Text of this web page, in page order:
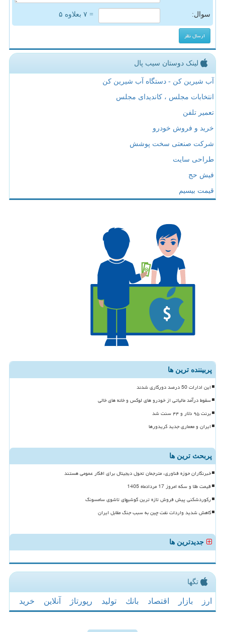
سوال: = ۷ بعلاوه ۵
لینک دوستان سیب پال
آب شیرین کن - دستگاه آب شیرین کن
انتخابات مجلس ، کاندیدای مجلس
تعمیر تلفن
خرید و فروش خودرو
شرکت صنعتی سخت پوشش
طراحی سایت
فیش حج
قیمت بیسیم
پربیننده ترین ها
این ادارات 50 درصد دورکاری شدند
سقوط درآمد مالیاتی از خودرو های لوکس و خانه های خالی
برنت ۹۵ دلار و ۴۴ سنت شد
ایران و معماری جدید کریدورها
پربحث ترین ها
خبرنگاران حوزه فناوری، مترجمان تحول دیجیتال برای افکار عمومی هستند
قیمت طلا و سکه امروز 17 مردادماه 1405
رکوردشکنی پیش فروش تازه ترین گوشیهای تاشوی سامسونگ
کاهش شدید واردات نفت چین به سبب جنگ مقابل ایران
جدیدترین ها
تگها
ارز بازار اقتصاد بانك تولید رپورتاژ آنلاین خرید